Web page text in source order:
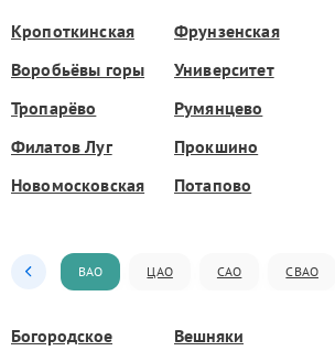
Кропоткинская
Фрунзенская
Воробьёвы горы
Университет
Тропарёво
Румянцево
Филатов Луг
Прокшино
Новомосковская
Потапово
ВАО ЦАО САО СВАО
Богородское Вешняки